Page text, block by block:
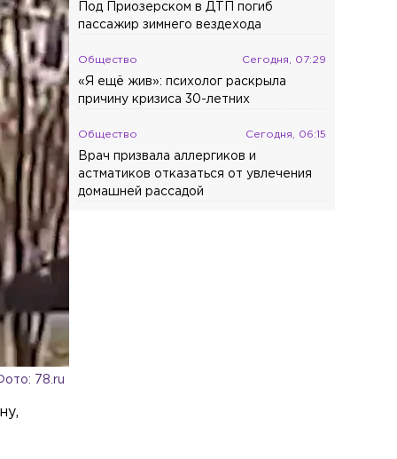
78.ru
Под Приозерском в ДТП погиб
пассажир зимнего вездехода
Общество Сегодня, 07:29
«Я ещё жив»: психолог раскрыла
причину кризиса 30-летних
Общество Сегодня, 06:15
Врач призвала аллергиков и
астматиков отказаться от увлечения
домашней рассадой